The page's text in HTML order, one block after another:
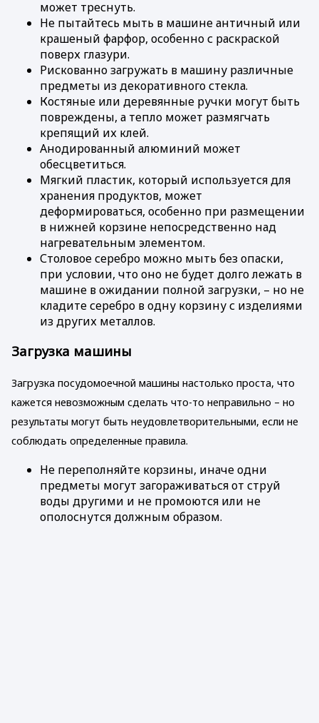
может треснуть.
Не пытайтесь мыть в машине античный или
крашеный фарфор, особенно с раскраской
поверх глазури.
Рискованно загружать в машину различные
предметы из декоративного стекла.
Костяные или деревянные ручки могут быть
повреждены, а тепло может размягчать
крепящий их клей.
Анодированный алюминий может
обесцветиться.
Мягкий пластик, который используется для
хранения продуктов, может
деформироваться, особенно при размещении
в нижней корзине непосредственно над
нагревательным элементом.
Столовое серебро можно мыть без опаски,
при условии, что оно не будет долго лежать в
машине в ожидании полной загрузки, – но не
кладите серебро в одну корзину с изделиями
из других металлов.
Загрузка машины
Загрузка посудомоечной машины настолько проста, что
кажется невозможным сделать что-то неправильно – но
результаты могут быть неудовлетворительными, если не
соблюдать определенные правила.
Не переполняйте корзины, иначе одни
предметы могут загораживаться от струй
воды другими и не промоются или не
ополоснутся должным образом.